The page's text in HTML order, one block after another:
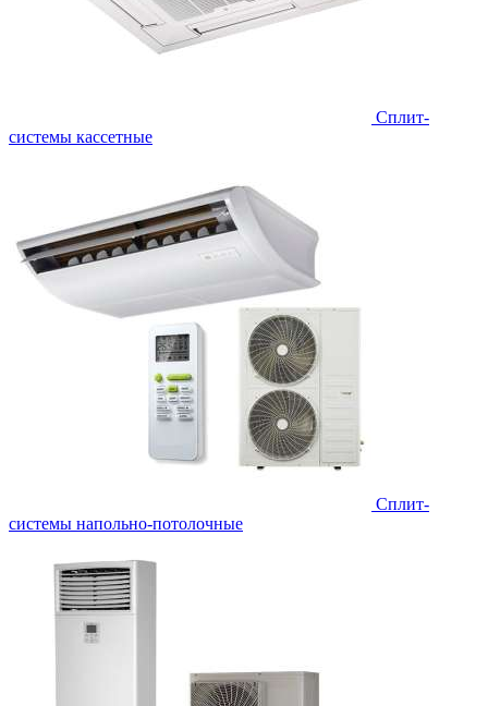
Сплит-
системы кассетные
Сплит-
системы напольно-потолочные